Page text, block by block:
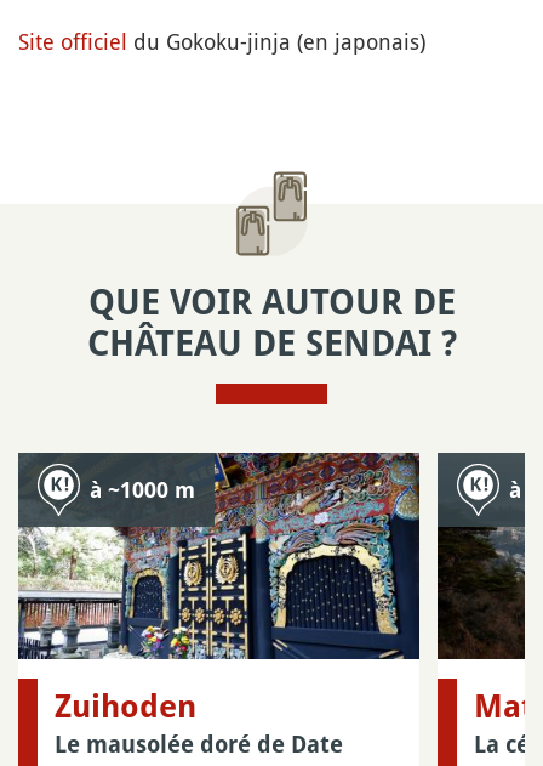
Site officiel du Gokoku-jinja (en japonais)
QUE VOIR AUTOUR DE
CHÂTEAU DE SENDAI ?
à ~1000 m
Zuihoden
Le mausolée doré de Date
à
La